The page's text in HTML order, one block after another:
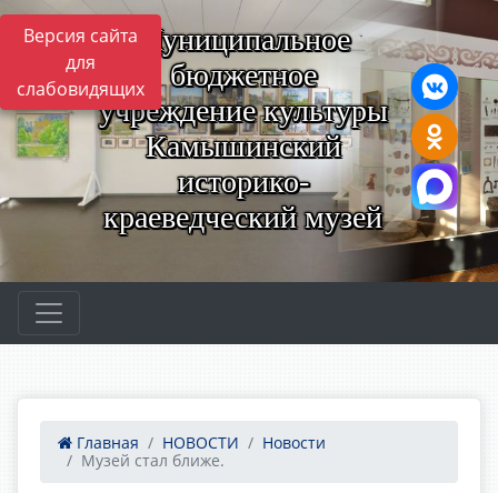
Версия сайта
для
слабовидящих
Муниципальное
бюджетное
учреждение культуры
Камышинский
историко-
краеведческий музей
Главная НОВОСТИ
Новости
Музей стал ближе.